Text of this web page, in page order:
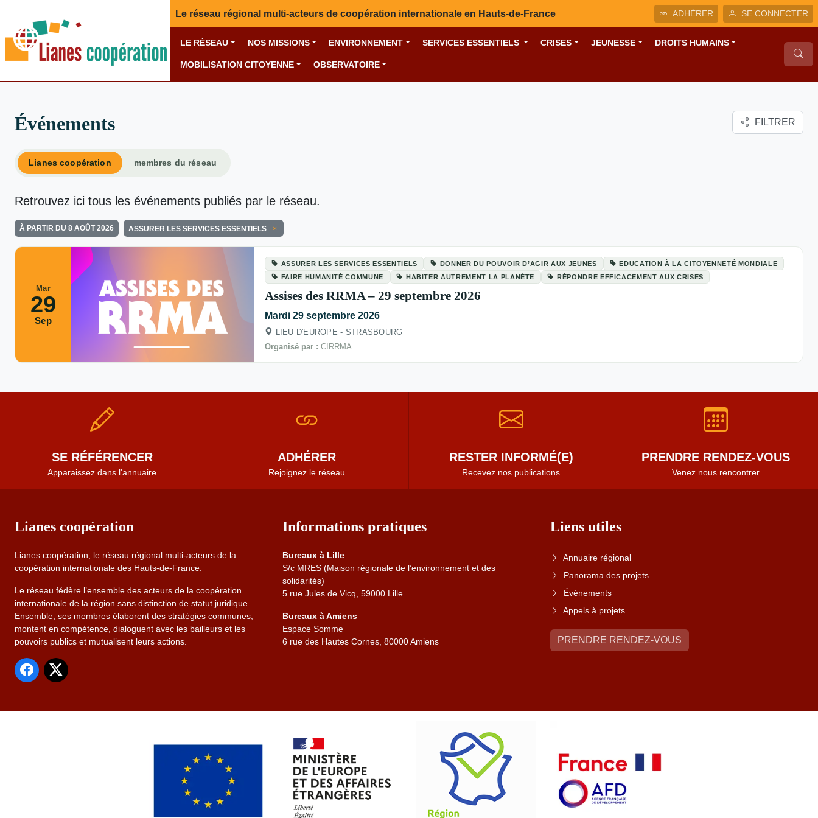
Le réseau régional multi-acteurs de coopération internationale en Hauts-de-France ADHÉRER SE CONNECTER
LE RÉSEAU NOS MISSIONS ENVIRONNEMENT SERVICES ESSENTIELS CRISES JEUNESSE DROITS HUMAINS
MOBILISATION CITOYENNE OBSERVATOIRE
Événements FILTRER
Lianes coopération membres du réseau
Retrouvez ici tous les événements publiés par le réseau.
À PARTIR DU 8 AOÛT 2026 ASSURER LES SERVICES ESSENTIELS
Mar
29
Sep
ASSURER LES SERVICES ESSENTIELS DONNER DU POUVOIR D’AGIR AUX JEUNES
EDUCATION À LA CITOYENNETÉ MONDIALE
FAIRE HUMANITÉ COMMUNE
HABITER AUTREMENT LA PLANÈTE RÉPONDRE EFFICACEMENT AUX CRISES
Assises des RRMA – 29 septembre 2026
Mardi 29 septembre 2026
LIEU D'EUROPE - STRASBOURG
Organisé par : CIRRMA
SE RÉFÉRENCER
Apparaissez dans l'annuaire
ADHÉRER
Rejoignez le réseau
RESTER INFORMÉ(E)
Recevez nos publications
PRENDRE RENDEZ-VOUS
Venez nous rencontrer
Lianes coopération
Lianes coopération, le réseau régional multi-acteurs de la
coopération internationale des Hauts-de-France.
Le réseau fédère l’ensemble des acteurs de la coopération
internationale de la région sans distinction de statut juridique.
Ensemble, ses membres élaborent des stratégies communes,
montent en compétence, dialoguent avec les bailleurs et les
pouvoirs publics et mutualisent leurs actions.
Informations pratiques
Bureaux à Lille
S/c MRES (Maison régionale de l’environnement et des
solidarités)
5 rue Jules de Vicq, 59000 Lille
Bureaux à Amiens
Espace Somme
6 rue des Hautes Cornes, 80000 Amiens
Liens utiles
Annuaire régional
Panorama des projets
Événements
Appels à projets
PRENDRE RENDEZ-VOUS